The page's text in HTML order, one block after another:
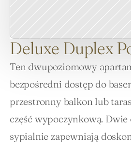
Deluxe Duplex
Ten dwupoziomowy
bezpośredni dostęp do
przestronny balkon lub
część wypoczynkową.
sypialnie zapewniają